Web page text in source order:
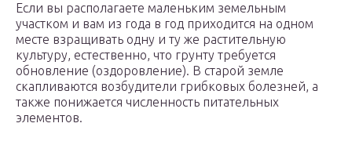
Если вы располагаете маленьким земельным
участком и вам из года в год приходится на одном
месте взращивать одну и ту же растительную
культуру, естественно, что грунту требуется
обновление (оздоровление). В старой земле
скапливаются возбудители грибковых болезней, а
также понижается численность питательных
элементов.